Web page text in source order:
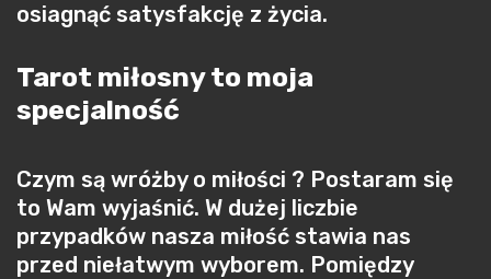
osiagnąć satysfakcję z życia.
Tarot miłosny to moja
specjalność
Czym są wróżby o miłości ? Postaram się
to Wam wyjaśnić. W dużej liczbie
przypadków nasza miłość stawia nas
przed niełatwym wyborem. Pomiędzy